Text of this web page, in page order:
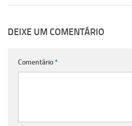
DEIXE UM COMENTÁRIO
Comentário*